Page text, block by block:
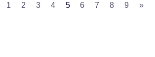
1 2 3 4 5 6 7 8 9 »